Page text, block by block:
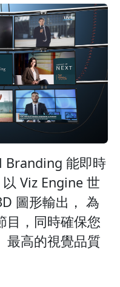
Branding 能即時
Viz Engine 世
圖形輸出， 為
目，同時確保您
最高的視覺品質